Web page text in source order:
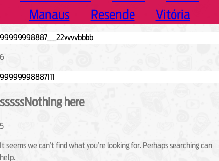
Manaus
Resende Vitória
6
sssssNothing here
5
It seems we can’t find what you’re looking for. Perhaps searching can
help.